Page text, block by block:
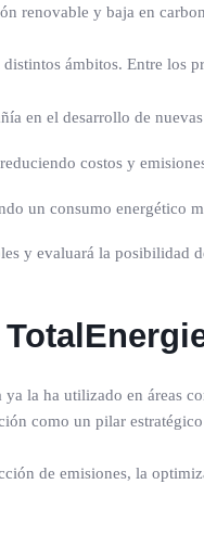
renovable y baja en
ámbitos. Entre los
en el desarrollo de
costos y
un consumo energético
y evaluará la
la ha utilizado en áreas
como un pilar
de emisiones, la